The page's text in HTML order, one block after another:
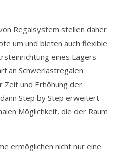
Regalsystem stellen daher
um und bieten auch flexible
eines Lagers
an Schwerlastregalen
Zeit und Erhöhung der
Step by Step erweitert
Möglichkeit, die der Raum
ermöglichen nicht nur eine